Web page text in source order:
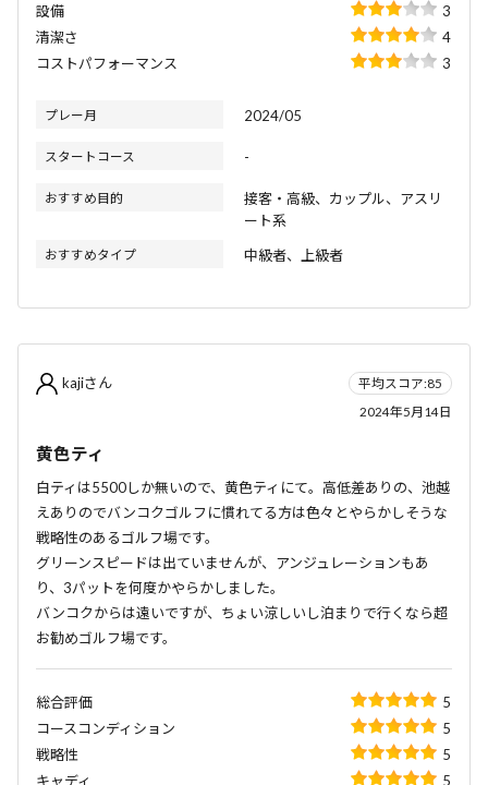
設備
3
清潔さ
4
コストパフォーマンス
3
プレー月 2024/05
スタートコース -
おすすめ目的
接客・高級、カップル、アスリ
ート系
おすすめタイプ 中級者、上級者
kajiさん
平均スコア:85
2024年5月14日
黄色ティ
白ティは5500しか無いので、黄色ティにて。高低差ありの、池越
えありのでバンコクゴルフに慣れてる方は色々とやらかしそうな
戦略性のあるゴルフ場です。
グリーンスピードは出ていませんが、アンジュレーションもあ
り、3パットを何度かやらかしました。
バンコクからは遠いですが、ちょい涼しいし泊まりで行くなら超
お勧めゴルフ場です。
総合評価
5
コースコンディション
5
戦略性
5
キャディ
5